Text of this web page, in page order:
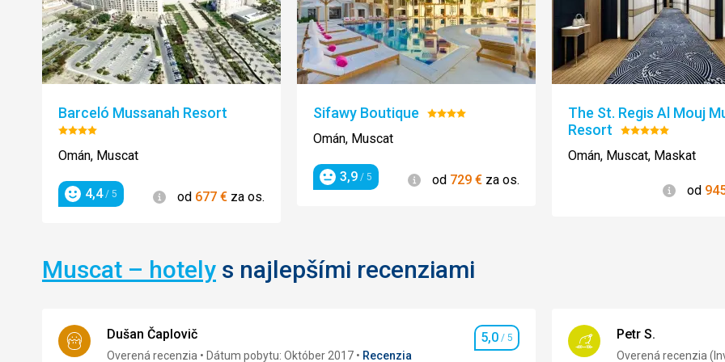
Barceló Mussanah Resort
Hodnotenie:
4/5
Omán, Muscat
Hodnotenie
4,4/ 5 Informácie
od 677 € za os.
Sifawy Boutique Hodnotenie:
Omán, Muscat
Hodnotenie
3,9 / 5 Informácie
od 729 € za os.
The St. Regis Al Mouj
Resort Hodnotenie:
5/5
Omán, Muscat, Maskat
od
Muscat – hotely s najlepšími recenziami
Dušan Čaplovič
Hodnotenie
5,0 / 5
Overená recenzia Dátum pobytu: Október 2017
Recenzia
Petr S.
Overená recenzia